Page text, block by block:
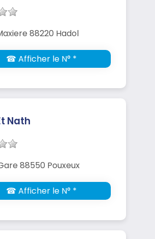
88220 Hadol
☎ Afficher le N° *
Nath
88550 Pouxeux
☎ Afficher le N° *